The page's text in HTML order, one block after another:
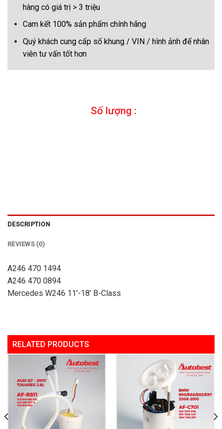
hàng có giá trị > 3 triệu
Cam kết 100% sản phẩm chính hãng
Quý khách cung cấp số khung / VIN / hình ảnh để nhân
viên tư vấn tốt hơn
Số lượng :
DESCRIPTION
REVIEWS (0)
A246 470 1494
A246 470 0894
Mercedes W246 11′-18′ B-Class
RELATED PRODUCTS